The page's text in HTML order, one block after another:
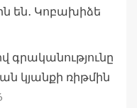
են․ Կոբախիձե
կյանքի ռիթմին